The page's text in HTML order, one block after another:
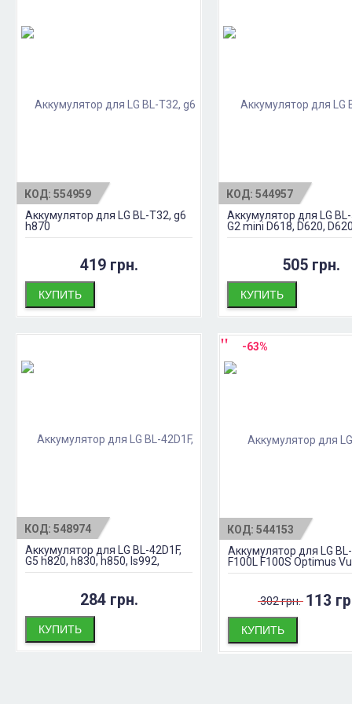
КОД: 554959
Аккумулятор для LG BL-T32, g6
h870
419 грн.
КУПИТЬ
КОД: 544957
Аккумулятор для LG
G2 mini D618, D620,
F70, Оригинал
505 грн.
КУПИТЬ
КОД: 548974
Аккумулятор для LG BL-42D1F,
G5 h820, h830, h850, ls992,
us992, vs987
284 грн.
КУПИТЬ
КОД: 544153
-63%
Аккумулятор для LG
F100L F100S Optimus Vu
302 грн. 113
КУПИТЬ